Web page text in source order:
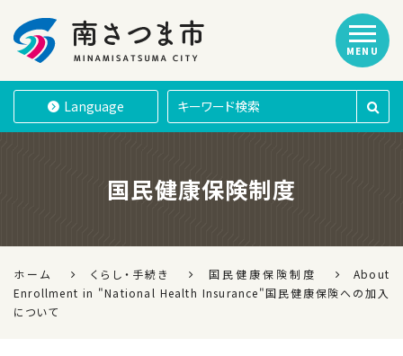
南さつま市
Language
MENU
国民健康保険制度
ホーム くらし・手続き 国民健康保険制度
About
Enrollment in "National Health Insurance"国民健康保険への加入
について